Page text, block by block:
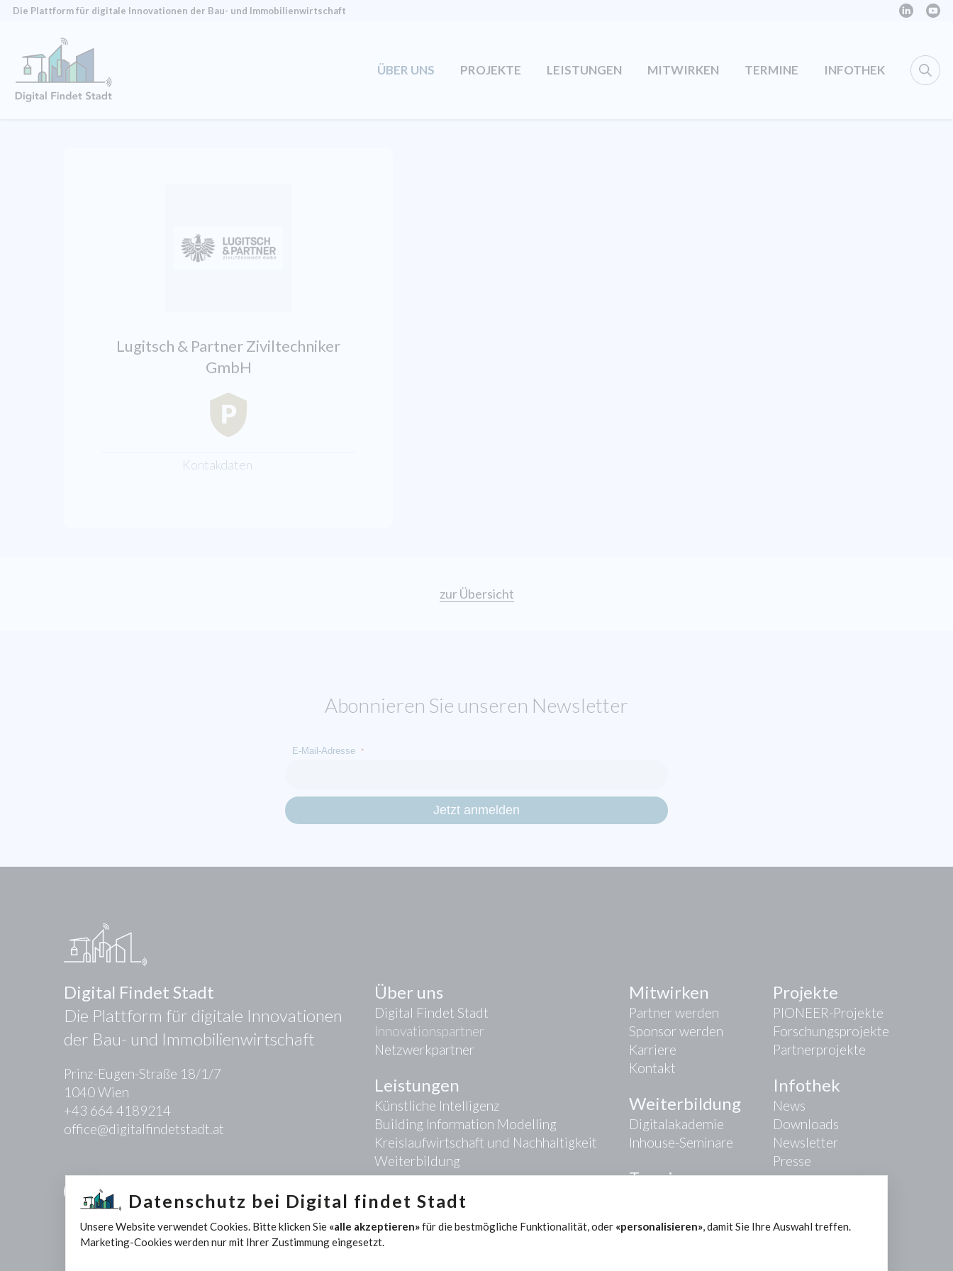
Die Plattform für digitale Innovationen der Bau- und Immobilien­wirtschaft
ÜBER UNS PROJEKTE LEISTUNGEN MITWIRKEN TERMINE INFOTHEK
Lugitsch & Partner Ziviltechniker
GmbH
Kontakdaten
zur Übersicht
Abonnieren Sie unseren Newsletter
E-Mail-Adresse *
Digital Findet Stadt
Die Plattform für digitale Innovationen
der Bau- und Immobilienwirtschaft
Prinz-Eugen-Straße 18/1/7
1040 Wien
+43 664 4189214
office@digitalfindetstadt.at
Über uns
Digital Findet Stadt
Innovationspartner
Netzwerkpartner
Leistungen
Künstliche Intelligenz
Building Information Modelling
Kreislaufwirtschaft und Nachhaltigkeit
Weiterbildung
Mitwirken
Partner werden
Sponsor werden
Karriere
Kontakt
Weiterbildung
Digitalakademie
Inhouse-Seminare
Termine
Projekte
PIONEER-Projekte
Forschungsprojekte
Partnerprojekte
Infothek
News
Downloads
Newsletter
Presse
Datenschutz bei Digital findet Stadt
Unsere Website verwendet Cookies. Bitte klicken Sie «alle akzeptieren»für die bestmögliche Funktionalität, oder «personalisieren», damit Sie Ihre Auswahl treffen.
Marketing-Cookies werden nur mit Ihrer Zustimmung eingesetzt.